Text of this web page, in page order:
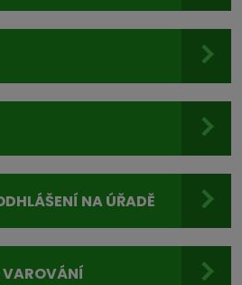
NA ÚŘADĚ
VAROVÁNÍ